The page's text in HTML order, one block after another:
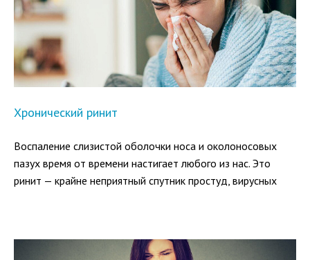
Хронический ринит
Воспаление слизистой оболочки носа и околоносовых
пазух время от времени настигает любого из нас. Это
ринит — крайне неприятный спутник простуд, вирусных
ринит, который на первый взгляд очень похож на острый.